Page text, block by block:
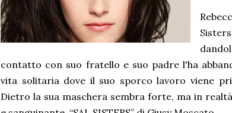
contatto con suo fratello e suo padre l'ha
vita solitaria dove il suo sporco lavoro viene
Dietro la sua maschera sembra forte, ma in